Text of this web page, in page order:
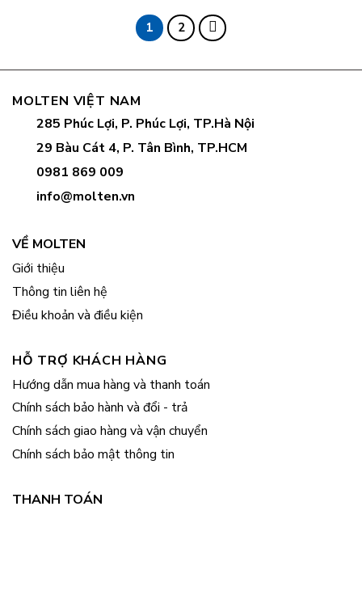
1 2
MOLTEN VIỆT NAM
285 Phúc Lợi, P. Phúc Lợi, TP.Hà Nội
29 Bàu Cát 4, P. Tân Bình, TP.HCM
0981 869 009
info@molten.vn
VỀ MOLTEN
Giới thiệu
Thông tin liên hệ
Điều khoản và điều kiện
HỖ TRỢ KHÁCH HÀNG
Hướng dẫn mua hàng và thanh toán
Chính sách bảo hành và đổi - trả
Chính sách giao hàng và vận chuyển
Chính sách bảo mật thông tin
THANH TOÁN